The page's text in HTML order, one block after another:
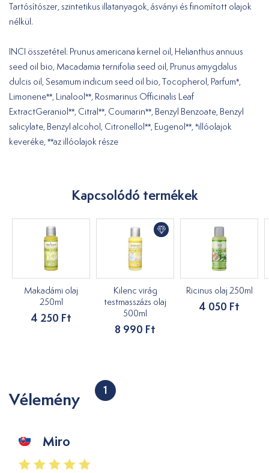
Tartósítószer, szintetikus illatanyagok, ásványi és finomított olajok
nélkül.
INCI összetétel: Prunus americana kernel oil, Helianthus annuus
seed oil bio, Macadamia ternifolia seed oil, Prunus amygdalus
dulcis oil, Sesamum indicum seed oil bio, Tocopherol, Parfum*,
Limonene**, Linalool**, Rosmarinus Officinalis Leaf
ExtractGeraniol**, Citral**, Coumarin**, Benzyl Benzoate, Benzyl
salicylate, Benzyl alcohol, Citronellol**, Eugenol**, *illóolajok
keveréke, **az illóolajok része
Kapcsolódó termékek
Makadámi olaj
250ml
4 250 Ft
Kilenc virág
testmasszázs olaj
500ml
8 990 Ft
Ricinus olaj 250ml
4 050 Ft
Vélemény 1
Miro